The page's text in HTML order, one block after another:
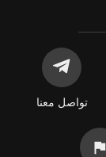
تواصل معنا